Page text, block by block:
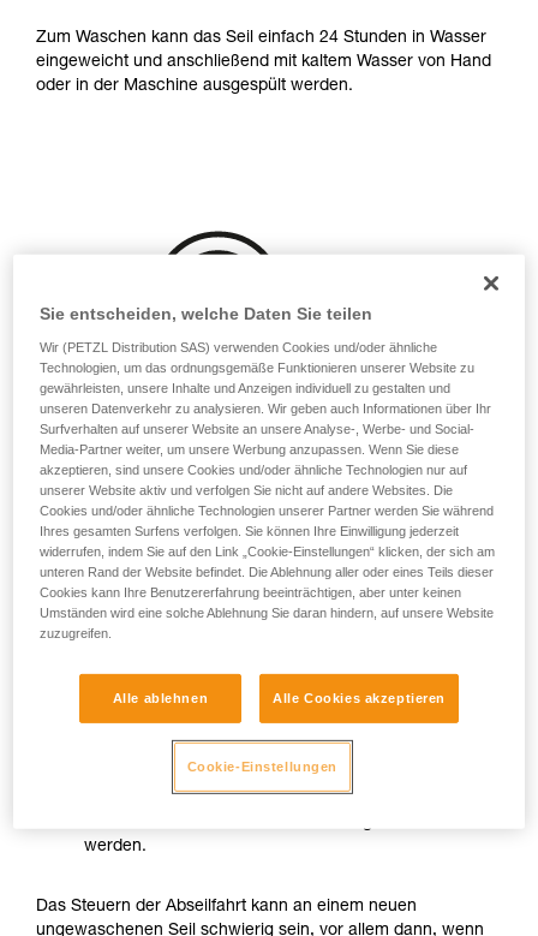
Die Beherrschung dieser Techniken setzt eine
entsprechende Ausbildung und ein spezielles
Training voraus. Prüfen Sie zusammen mit
beschrieben werden.
Zum Waschen kann das Seil einfach 24 Stunden in Wasser
eingeweicht und anschließend mit kaltem Wasser von Hand
oder in der Maschine ausgespült werden.
Das Waschen vor dem ersten Gebrauch ist insbesondere
beschmutzt verwendet wird:
Durch das Waschen kann die Bremswirkung beim
werden.
Das Steuern der Abseilfahrt kann an einem neuen
ungewaschenen Seil schwierig sein, vor allem dann, wenn
Sie entscheiden, welche Daten Sie teilen
Wir (PETZL Distribution SAS) verwenden Cookies und/oder ähnliche
Technologien, um das ordnungsgemäße Funktionieren unserer Website zu
gewährleisten, unsere Inhalte und Anzeigen individuell zu gestalten und
unseren Datenverkehr zu analysieren. Wir geben auch Informationen über Ihr
Surfverhalten auf unserer Website an unsere Analyse-, Werbe- und Social-
Media-Partner weiter, um unsere Werbung anzupassen. Wenn Sie diese
akzeptieren, sind unsere Cookies und/oder ähnliche Technologien nur auf
unserer Website aktiv und verfolgen Sie nicht auf andere Websites. Die
Cookies und/oder ähnliche Technologien unserer Partner werden Sie während
Ihres gesamten Surfens verfolgen. Sie können Ihre Einwilligung jederzeit
widerrufen, indem Sie auf den Link „Cookie-Einstellungen“ klicken, der sich am
unteren Rand der Website befindet. Die Ablehnung aller oder eines Teils dieser
Cookies kann Ihre Benutzererfahrung beeinträchtigen, aber unter keinen
Umständen wird eine solche Ablehnung Sie daran hindern, auf unsere Website
zuzugreifen.
Alle ablehnen Alle Cookies akzeptieren
Cookie-Einstellungen